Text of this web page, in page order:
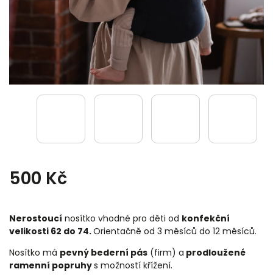
500 Kč
Nerostoucí nosítko vhodné pro děti od konfekční
velikosti 62 do 74.Orientačně od 3 měsíců do 12 měsíců.
Nosítko má pevný bederní pás (firm) a prodloužené
ramenní popruhys možností křížení.